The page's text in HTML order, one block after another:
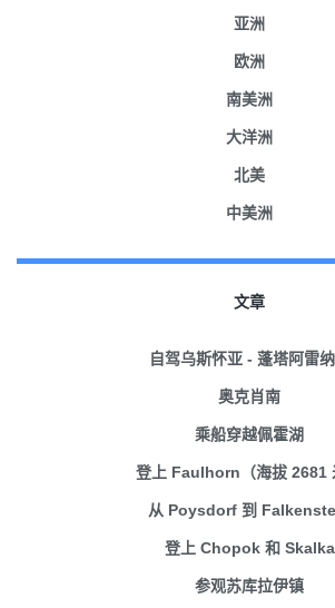
亚洲
欧洲
南美洲
大洋洲
北美
中美洲
文章
自驾乌斯怀亚 - 蓬塔阿雷
奥克肖南
乘船穿越佩霍湖
登上 Faulhorn（海拔 2681
从 Poysdorf 到
登上 Chopok 和 Skalka
参观苏库拉伊镇